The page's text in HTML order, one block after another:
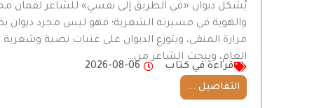
يُشكل ديوان «في الطريق إلى نفسي» للشاعر لقمان
والهوية في مسيرته الشعرية؛ فهو ليس مجرد ديوان
مرارة المنفى، ويتوزع الديوان على عتبات نصية
العام، ويبحث الشاعر من…
قراءة في كتاب
2026-08-06
التفاصيل ...